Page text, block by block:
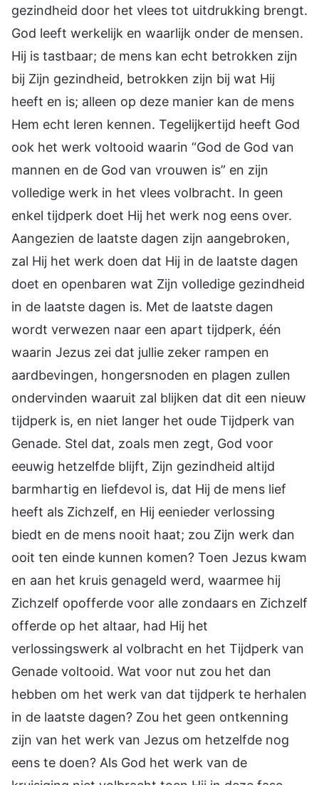
gezindheid door het vlees tot uitdrukking brengt.
God leeft werkelijk en waarlijk onder de mensen.
Hij is tastbaar; de mens kan echt betrokken zijn
bij Zijn gezindheid, betrokken zijn bij wat Hij
heeft en is; alleen op deze manier kan de mens
Hem echt leren kennen. Tegelijkertijd heeft God
ook het werk voltooid waarin “God de God van
mannen en de God van vrouwen is” en zijn
volledige werk in het vlees volbracht. In geen
enkel tijdperk doet Hij het werk nog eens over.
Aangezien de laatste dagen zijn aangebroken,
zal Hij het werk doen dat Hij in de laatste dagen
doet en openbaren wat Zijn volledige gezindheid
in de laatste dagen is. Met de laatste dagen
wordt verwezen naar een apart tijdperk, één
waarin Jezus zei dat jullie zeker rampen en
aardbevingen, hongersnoden en plagen zullen
ondervinden waaruit zal blijken dat dit een nieuw
tijdperk is, en niet langer het oude Tijdperk van
Genade. Stel dat, zoals men zegt, God voor
eeuwig hetzelfde blijft, Zijn gezindheid altijd
barmhartig en liefdevol is, dat Hij de mens lief
heeft als Zichzelf, en Hij eenieder verlossing
biedt en de mens nooit haat; zou Zijn werk dan
ooit ten einde kunnen komen? Toen Jezus kwam
en aan het kruis genageld werd, waarmee hij
Zichzelf opofferde voor alle zondaars en Zichzelf
offerde op het altaar, had Hij het
verlossingswerk al volbracht en het Tijdperk van
Genade voltooid. Wat voor nut zou het dan
hebben om het werk van dat tijdperk te herhalen
in de laatste dagen? Zou het geen ontkenning
zijn van het werk van Jezus om hetzelfde nog
eens te doen? Als God het werk van de